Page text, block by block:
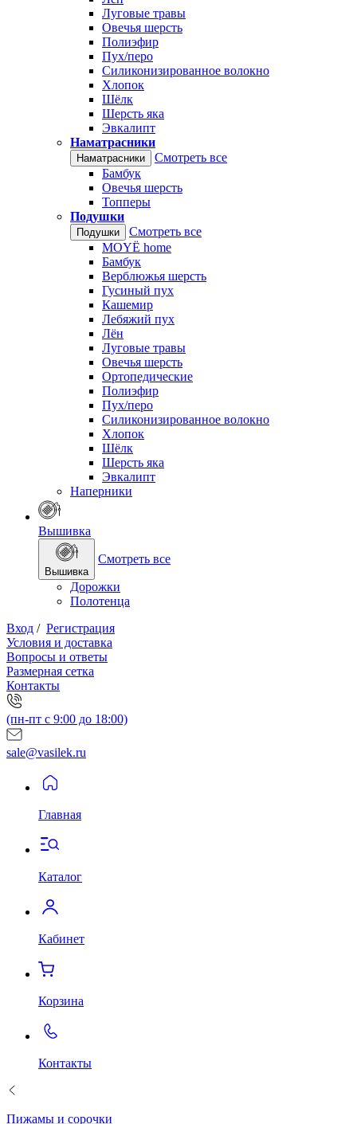
Луговые травы
Овечья шерсть
Полиэфир
Пух/перо
Силиконизированное волокно
Хлопок
Шёлк
Шерсть яка
Эвкалипт
Наматрасники
Наматрасники
Смотреть все
Бамбук
Овечья шерсть
Топперы
Подушки
Подушки
Смотреть все
MOYЁ home
Бамбук
Верблюжья шерсть
Гусиный пух
Кашемир
Лебяжий пух
Лён
Луговые травы
Овечья шерсть
Ортопедические
Полиэфир
Пух/перо
Силиконизированное волокно
Хлопок
Шёлк
Шерсть яка
Эвкалипт
Наперники
Вышивка
Вышивка
Смотреть все
Дорожки
Полотенца
Вход / Регистрация
Условия и доставка
Вопросы и ответы
Размерная сетка
Контакты
(пн-пт с 9:00 до 18:00)
sale@vasilek.ru
Главная
Каталог
Кабинет
Корзина
Контакты
Пижамы и сорочки